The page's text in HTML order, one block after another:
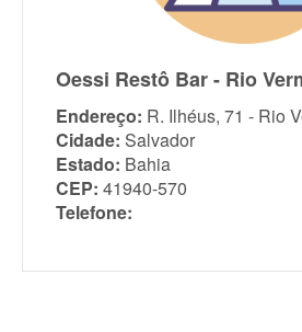
Oessi Restô Bar - Rio
Endereço: R. Ilhéus, 71 - Rio
Cidade: Salvador
Estado: Bahia
CEP: 41940-570
Telefone: